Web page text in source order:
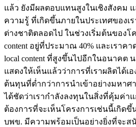
แล้ว ยังมีผลตอบแทนสูงในเชิงสังคม
ความรู้ ที่เกิดขึ้นภายในประเทศของเ
ต่างชาติตลอดไป ในช่วงเริ่มต้นของโค
content อยู่ที่ประมาณ 40% และเราค
local content ที่สูงขึ้นไปอีกในอนาคต
แสดงให้เห็นแล้วว่าการที่เราผลิตได้เ
ต้นทุนที่ต่ำกว่าการนำเข้าอย่างมหาศ
ได้ชัดว่าเรากำลังลงทุนในสิ่งที่คุ้มค่า
ต้องการที่จะเห็นโครงการเช่นนี้เกิด
บพข. มีความพร้อมเป็นอย่างยิ่งที่จะส